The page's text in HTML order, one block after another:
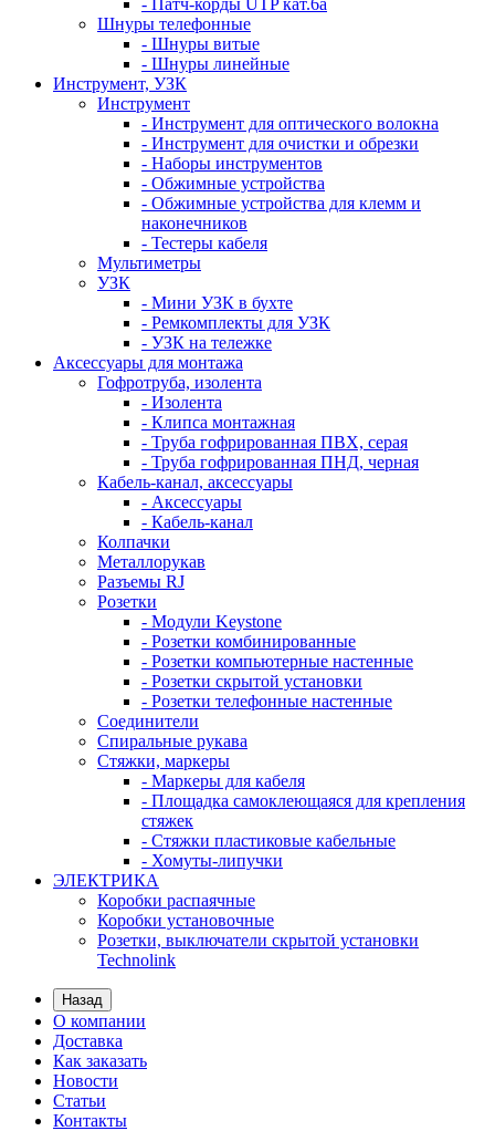
- Патч-корды UTP кат.6а
Шнуры телефонные
- Шнуры витые
- Шнуры линейные
Инструмент, УЗК
Инструмент
- Инструмент для оптического волокна
- Инструмент для очистки и обрезки
- Наборы инструментов
- Обжимные устройства
- Обжимные устройства для клемм и
наконечников
- Тестеры кабеля
Мультиметры
УЗК
- Мини УЗК в бухте
- Ремкомплекты для УЗК
- УЗК на тележке
Аксессуары для монтажа
Гофротруба, изолента
- Изолента
- Клипса монтажная
- Труба гофрированная ПВХ, серая
- Труба гофрированная ПНД, черная
Кабель-канал, аксессуары
- Аксессуары
- Кабель-канал
Колпачки
Металлорукав
Разъемы RJ
Розетки
- Модули Keystone
- Розетки комбинированные
- Розетки компьютерные настенные
- Розетки скрытой установки
- Розетки телефонные настенные
Соединители
Спиральные рукава
Стяжки, маркеры
- Маркеры для кабеля
- Площадка самоклеющаяся для крепления
стяжек
- Стяжки пластиковые кабельные
- Хомуты-липучки
ЭЛЕКТРИКА
Коробки распаячные
Коробки установочные
Розетки, выключатели скрытой установки
Technolink
Назад
О компании
Доставка
Как заказать
Новости
Статьи
Контакты